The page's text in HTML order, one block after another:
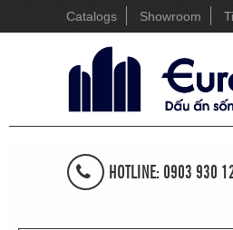
Catalogs Showroom
HOTLINE: 0903 930